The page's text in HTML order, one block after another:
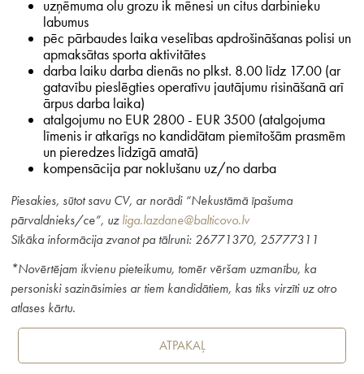
uzņēmuma olu grozu ik mēnesi un citus darbinieku
labumus
pēc pārbaudes laika veselības apdrošināšanas polisi un
apmaksātas sporta aktivitātes
darba laiku darba dienās no plkst. 8.00 līdz 17.00 (ar
gatavību pieslēgties operatīvu jautājumu risināšanā arī
ārpus darba laika)
atalgojumu no EUR 2800 - EUR 3500 (atalgojuma
līmenis ir atkarīgs no kandidātam piemītošām prasmēm
un pieredzes līdzīgā amatā)
kompensācija par noklušanu uz/no darba
Piesakies, sūtot savu CV, ar norādi “Nekustāmā īpašuma
pārvaldnieks/ce”, uzliga.lazdane@balticovo.lv
Sīkāka informācija zvanot pa tālruni: 26771370, 25777311
*Novērtējam ikvienu pieteikumu, tomēr vēršam uzmanību, ka
personiski sazināsimies ar tiem kandidātiem, kas tiks virzīti uz otro
atlases kārtu.
ATPAKAĻ